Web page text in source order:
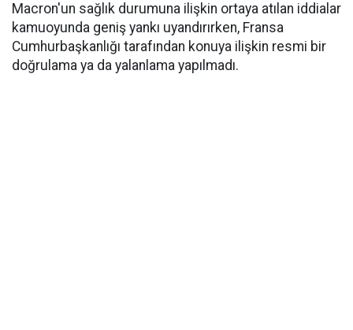
Macron'un sağlık durumuna ilişkin ortaya atılan iddialar
kamuoyunda geniş yankı uyandırırken, Fransa
Cumhurbaşkanlığı tarafından konuya ilişkin resmi bir
doğrulama ya da yalanlama yapılmadı.